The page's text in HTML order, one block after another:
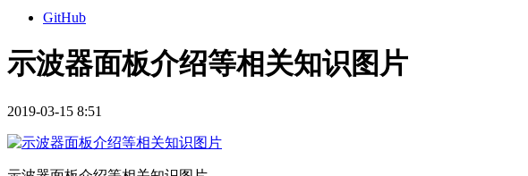
GitHub
示波器面板介绍等相关知识图片
2019-03-15 8:51